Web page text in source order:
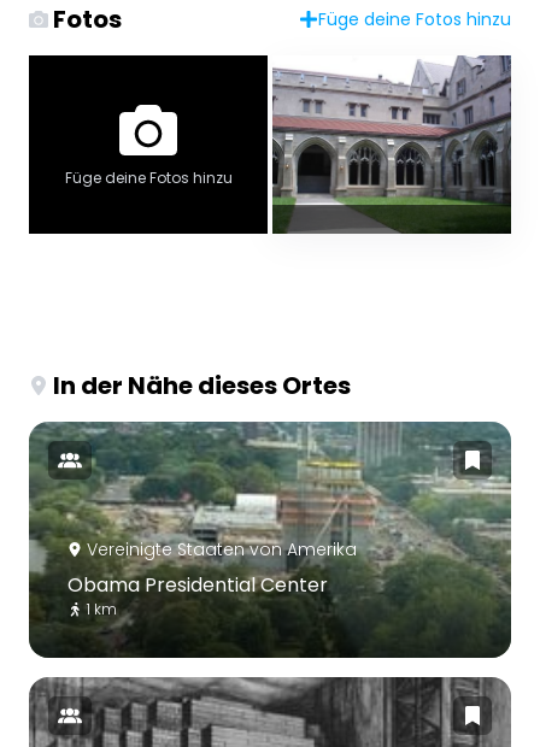
Fotos Füge deine Fotos hinzu
Füge deine Fotos hinzu
In der Nähe dieses Ortes
Vereinigte Staaten von Amerika
Obama Presidential Center
1 km